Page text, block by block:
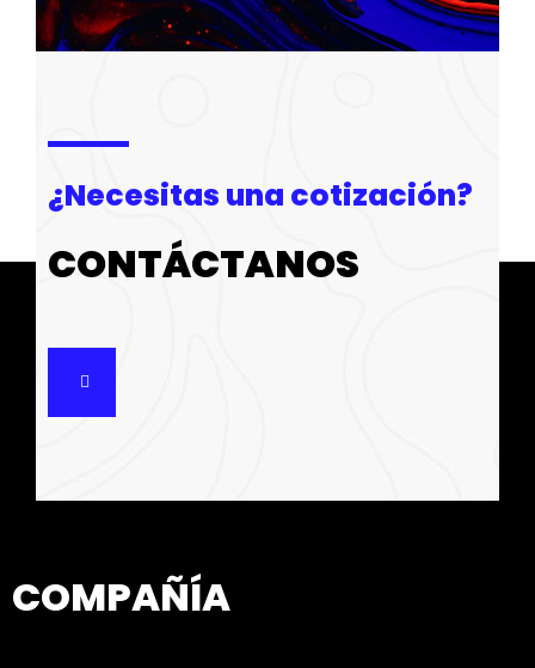
¿Necesitas una cotización?
CONTÁCTANOS
COMPAÑÍA